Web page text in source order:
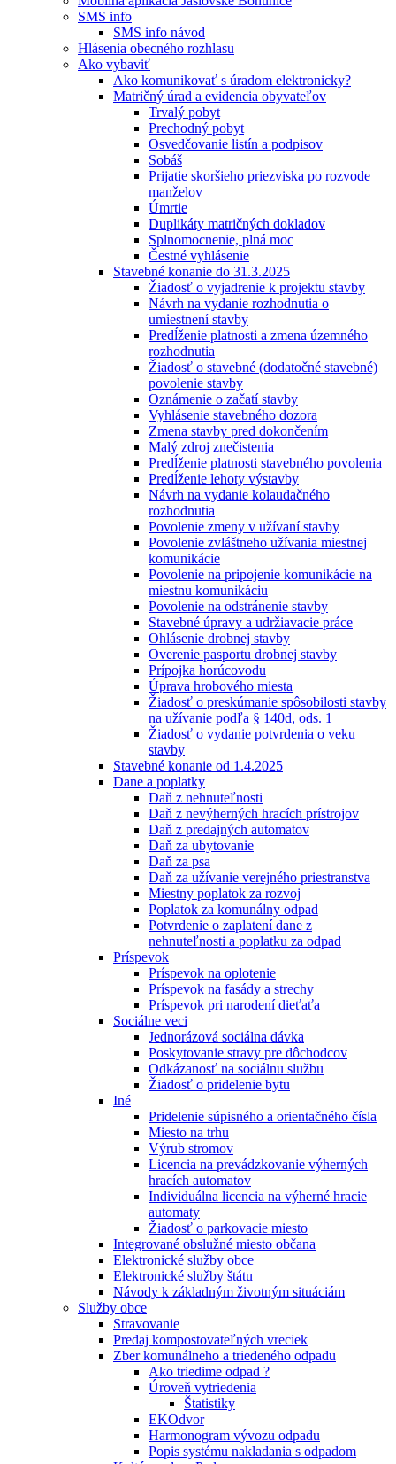
SMS info
SMS info návod
Hlásenia obecného rozhlasu
Ako vybaviť
Ako komunikovať s úradom elektronicky?
Matričný úrad a evidencia obyvateľov
Trvalý pobyt
Prechodný pobyt
Osvedčovanie listín a podpisov
Sobáš
Prijatie skoršieho priezviska po rozvode
manželov
Úmrtie
Duplikáty matričných dokladov
Splnomocnenie, plná moc
Čestné vyhlásenie
Stavebné konanie do 31.3.2025
Žiadosť o vyjadrenie k projektu stavby
Návrh na vydanie rozhodnutia o
umiestnení stavby
Predĺženie platnosti a zmena územného
rozhodnutia
Žiadosť o stavebné (dodatočné stavebné)
povolenie stavby
Oznámenie o začatí stavby
Vyhlásenie stavebného dozora
Zmena stavby pred dokončením
Malý zdroj znečistenia
Predĺženie platnosti stavebného povolenia
Predĺženie lehoty výstavby
Návrh na vydanie kolaudačného
rozhodnutia
Povolenie zmeny v užívaní stavby
Povolenie zvláštneho užívania miestnej
komunikácie
Povolenie na pripojenie komunikácie na
miestnu komunikáciu
Povolenie na odstránenie stavby
Stavebné úpravy a udržiavacie práce
Ohlásenie drobnej stavby
Overenie pasportu drobnej stavby
Prípojka horúcovodu
Úprava hrobového miesta
Žiadosť o preskúmanie spôsobilosti stavby
na užívanie podľa § 140d, ods. 1
Žiadosť o vydanie potvrdenia o veku
stavby
Stavebné konanie od 1.4.2025
Dane a poplatky
Daň z nehnuteľnosti
Daň z nevýherných hracích prístrojov
Daň z predajných automatov
Daň za ubytovanie
Daň za psa
Daň za užívanie verejného priestranstva
Miestny poplatok za rozvoj
Poplatok za komunálny odpad
Potvrdenie o zaplatení dane z
nehnuteľnosti a poplatku za odpad
Príspevok
Príspevok na oplotenie
Príspevok na fasády a strechy
Príspevok pri narodení dieťaťa
Sociálne veci
Jednorázová sociálna dávka
Poskytovanie stravy pre dôchodcov
Odkázanosť na sociálnu službu
Žiadosť o pridelenie bytu
Iné
Pridelenie súpisného a orientačného čísla
Miesto na trhu
Výrub stromov
Licencia na prevádzkovanie výherných
hracích automatov
Individuálna licencia na výherné hracie
automaty
Žiadosť o parkovacie miesto
Integrované obslužné miesto občana
Elektronické služby obce
Elektronické služby štátu
Návody k základným životným situáciám
Služby obce
Stravovanie
Predaj kompostovateľných vreciek
Zber komunálneho a triedeného odpadu
Ako triedime odpad ?
Úroveň vytriedenia
Štatistiky
EKOdvor
Harmonogram vývozu odpadu
Popis systému nakladania s odpadom